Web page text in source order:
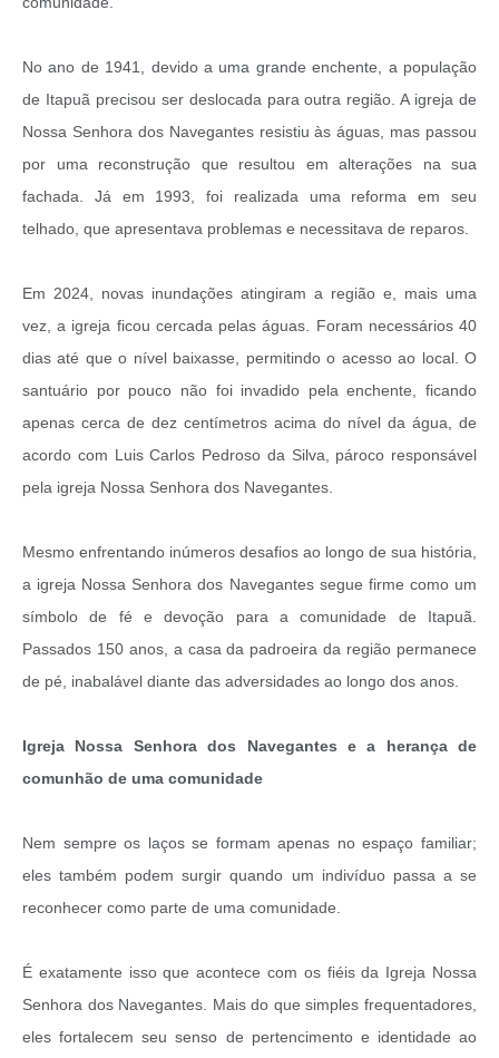
No ano de 1941, devido a uma grande enchente, a população
de Itapuã precisou ser deslocada para outra região. A igreja de
Nossa Senhora dos Navegantes resistiu às águas, mas passou
por uma reconstrução que resultou em alterações na sua
fachada. Já em 1993, foi realizada uma reforma em seu
telhado, que apresentava problemas e necessitava de reparos.
Em 2024, novas inundações atingiram a região e, mais uma
vez, a igreja ficou cercada pelas águas. Foram necessários 40
dias até que o nível baixasse, permitindo o acesso ao local. O
santuário por pouco não foi invadido pela enchente, ficando
apenas cerca de dez centímetros acima do nível da água, de
acordo com Luis Carlos Pedroso da Silva, pároco responsável
pela igreja Nossa Senhora dos Navegantes.
Mesmo enfrentando inúmeros desafios ao longo de sua história,
a igreja Nossa Senhora dos Navegantes segue firme como um
símbolo de fé e devoção para a comunidade de Itapuã.
Passados 150 anos, a casa da padroeira da região permanece
de pé, inabalável diante das adversidades ao longo dos anos.
Igreja Nossa Senhora dos Navegantes e a herança de
comunhão de uma comunidade
Nem sempre os laços se formam apenas no espaço familiar;
eles também podem surgir quando um indivíduo passa a se
reconhecer como parte de uma comunidade.
É exatamente isso que acontece com os fiéis da Igreja Nossa
Senhora dos Navegantes. Mais do que simples frequentadores,
eles fortalecem seu senso de pertencimento e identidade ao